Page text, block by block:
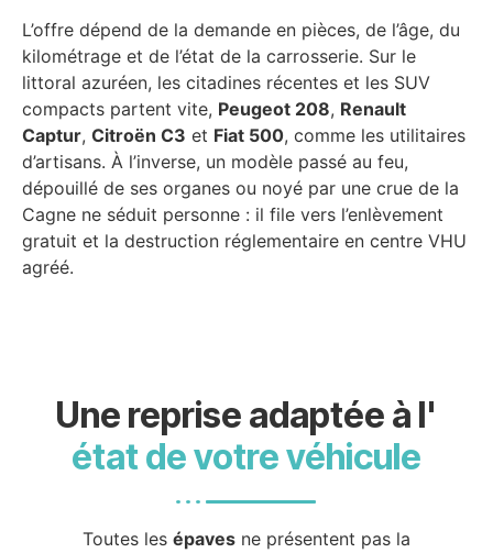
L’offre dépend de la demande en pièces, de l’âge, du
kilométrage et de l’état de la carrosserie. Sur le
littoral azuréen, les citadines récentes et les SUV
compacts partent vite, Peugeot 208, Renault
Captur, Citroën C3 et Fiat 500, comme les utilitaires
d’artisans. À l’inverse, un modèle passé au feu,
dépouillé de ses organes ou noyé par une crue de la
Cagne ne séduit personne : il file vers l’enlèvement
gratuit et la destruction réglementaire en centre VHU
agréé.
Une reprise adaptée à l'
état de votre véhicule
Toutes les épavesne présentent pas la